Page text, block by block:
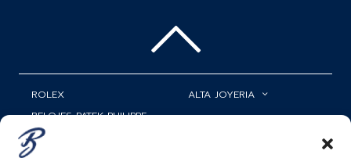
ROLEX
RELOJES PATEK PHILIPPE
RELOJERÍA
ALTA JOYERIA
MATRIMONIOS